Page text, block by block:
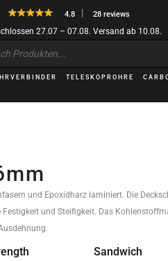
4.8 28 reviews
27.07 – 07.08. Versand ab 10.08.
TELESKOPROHRE
und Epoxidharz laminiert. Die
und Steifigkeit. Das
Sandwich